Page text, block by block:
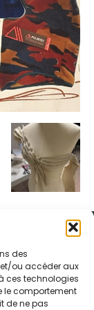
des
ou accéder aux
ces technologies
le comportement
de ne pas
presse et de
elle conçoit et